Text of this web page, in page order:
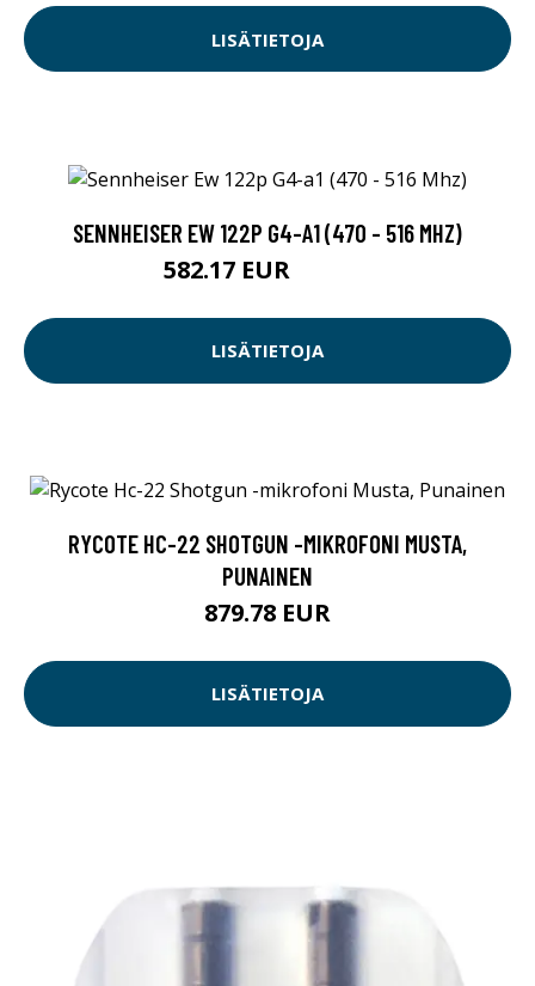
LISÄTIETOJA
SENNHEISER EW 122P G4-A1 (470 - 516 MHZ)
582.17 EUR
LISÄTIETOJA
RYCOTE HC-22 SHOTGUN -MIKROFONI MUSTA,
PUNAINEN
879.78 EUR
LISÄTIETOJA